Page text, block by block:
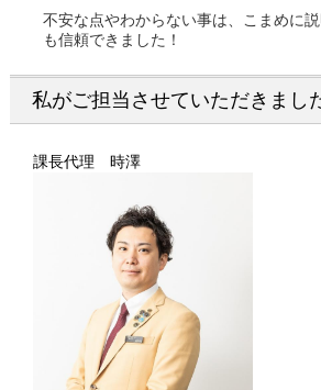
不安な点やわからない事は、こまめに
も信頼できました！
私がご担当させていただきまし
課長代理 時澤